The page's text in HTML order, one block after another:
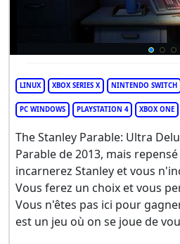
LINUX XBOX SERIES X NINTENDO SWITCH
PC WINDOWS PLAYSTATION 4 XBOX ONE
The Stanley Parable: Ultra
Parable de 2013, mais
incarnerez Stanley et vous
Vous ferez un choix et vous
Vous n'êtes pas ici pour
est un jeu où on se joue de